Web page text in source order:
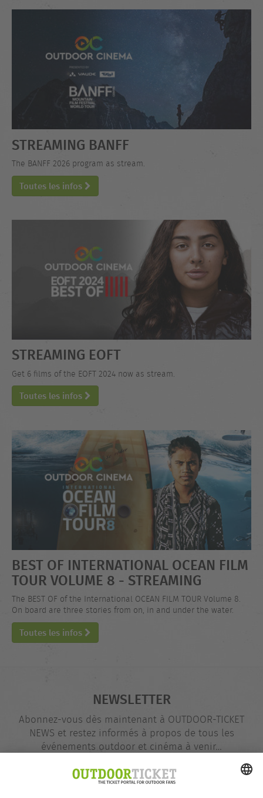
STREAMING BANFF
The BANFF 2026 program as stream.
Toutes les infos
STREAMING EOFT
Get 6 films of the EOFT 2024 now as stream.
Toutes les infos
BEST OF INTERNATIONAL OCEAN FILM
TOUR VOLUME 8 - STREAMING
The BEST OF of the International OCEAN FILM TOUR Volume 8.
On board are three stories from on, in and under the water.
Toutes les infos
NEWSLETTER
Abonnez-vous dès maintenant à OUTDOOR-TICKET
NEWS et restez informés à propos de tous les
événements outdoor et cinéma à venir…
Adresse
e-